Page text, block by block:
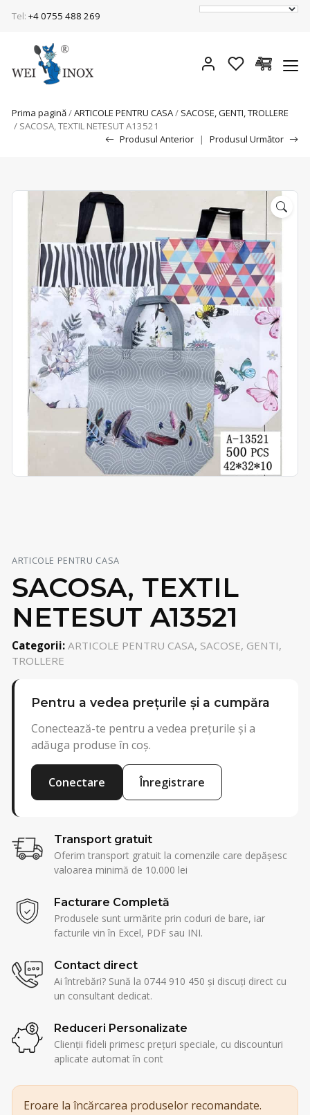
Tel: +4 0755 488 269
Prima pagină/ARTICOLE PENTRU CASA/ SACOSE, GENTI, TROLLERE
/ SACOSA, TEXTIL NETESUT A13521
Produsul Anterior
| Produsul Următor
ARTICOLE PENTRU CASA
SACOSA, TEXTIL
NETESUT A13521
Categorii: ARTICOLE PENTRU CASA, SACOSE, GENTI,
TROLLERE
Pentru a vedea prețurile și a cumpăra
Conectează-te pentru a vedea prețurile și a
adăuga produse în coș.
Conectare Înregistrare
Transport gratuit
Oferim transport gratuit la comenzile care depășesc
valoarea minimă de 10.000 lei
Facturare Completă
Produsele sunt urmărite prin coduri de bare, iar
facturile vin în Excel, PDF sau INI.
Contact direct
Ai întrebări? Sună la 0744 910 450 și discuți direct cu
un consultant dedicat.
Reduceri Personalizate
Clienții fideli primesc prețuri speciale, cu discounturi
aplicate automat în cont
Eroare la încărcarea produselor recomandate.